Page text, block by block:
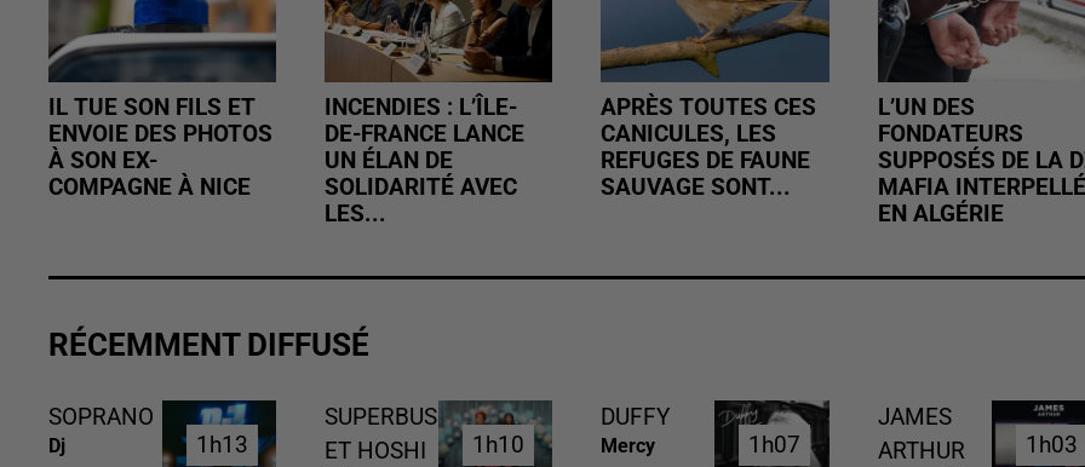
IL TUE SON FILS ET
ENVOIE DES PHOTOS
À SON EX-
COMPAGNE À NICE
INCENDIES : L’ÎLE-
DE-FRANCE LANCE
UN ÉLAN DE
SOLIDARITÉ AVEC
LES...
APRÈS TOUTES CES
CANICULES, LES
REFUGES DE FAUNE
SAUVAGE SONT...
L’UN DES
FONDATEURS
SUPPOSÉS DE LA
MAFIA INTERPELLÉ
EN ALGÉRIE
RÉCEMMENT DIFFUSÉ
SOPRANO
Dj 1h13
1h13
SUPERBUS
ET HOSHI
1h10
1h10
DUFFY
Mercy 1h07
1h07
JAMES
ARTHUR
1h03
1h03